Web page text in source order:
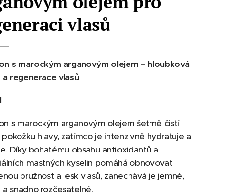
vlasů
s marockým arganovým olejem – hloubková
a regenerace vlasů
s marockým arganovým olejem šetrně čistí
pokožku hlavy, zatímco je intenzivně hydratuje a
Díky bohatému obsahu antioxidantů a
mastných kyselin pomáhá obnovovat
pružnost a lesk vlasů, zanechává je jemné,
a snadno rozčesatelné.